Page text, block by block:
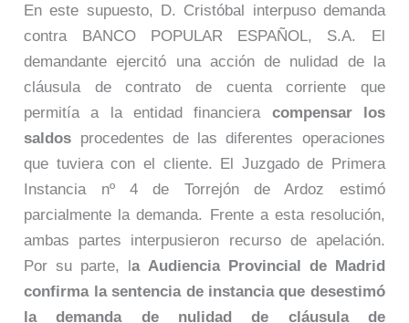
En este supuesto, D. Cristóbal interpuso demanda
contra BANCO POPULAR ESPAÑOL, S.A. El
demandante ejercitó una acción de nulidad de la
cláusula de contrato de cuenta corriente que
permitía a la entidad financiera compensar los
saldos procedentes de las diferentes operaciones
que tuviera con el cliente. El Juzgado de Primera
Instancia nº 4 de Torrejón de Ardoz estimó
parcialmente la demanda. Frente a esta resolución,
ambas partes interpusieron recurso de apelación.
Por su parte, la Audiencia Provincial de Madrid
confirma la sentencia de instancia que desestimó
la demanda de nulidad de cláusula de